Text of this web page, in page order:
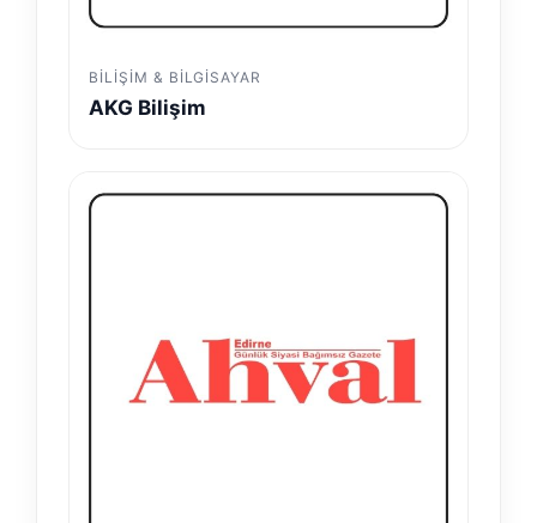
BILIŞIM & BILGISAYAR
AKG Bilişim